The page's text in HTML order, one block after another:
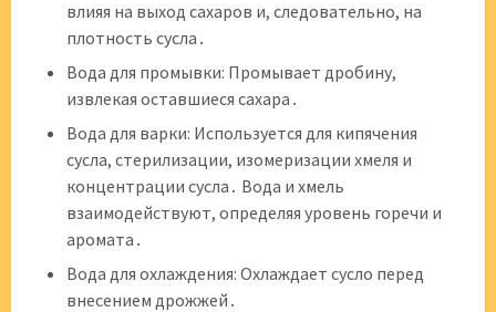
влияя на выход сахаров и, следовательно, на
плотность сусла․
Вода для промывки: Промывает дробину,
извлекая оставшиеся сахара․
Вода для варки: Используется для кипячения
сусла, стерилизации, изомеризации хмеля и
концентрации сусла․ Вода и хмель
взаимодействуют, определяя уровень горечи и
аромата․
Вода для охлаждения: Охлаждает сусло перед
внесением дрожжей․